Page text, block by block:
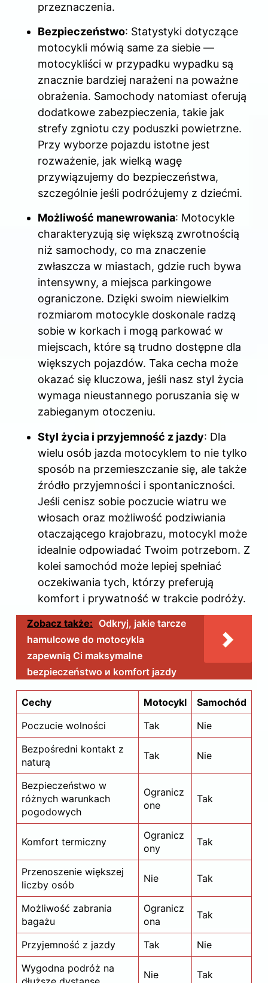
przeznaczenia.
Bezpieczeństwo: Statystyki dotyczące
motocykli mówią same za siebie —
motocykliści w przypadku wypadku są
znacznie bardziej narażeni na poważne
obrażenia. Samochody natomiast oferują
dodatkowe zabezpieczenia, takie jak
strefy zgniotu czy poduszki powietrzne.
Przy wyborze pojazdu istotne jest
rozważenie, jak wielką wagę
przywiązujemy do bezpieczeństwa,
szczególnie jeśli podróżujemy z dziećmi.
Możliwość manewrowania: Motocykle
charakteryzują się większą zwrotnością
niż samochody, co ma znaczenie
zwłaszcza w miastach, gdzie ruch bywa
intensywny, a miejsca parkingowe
ograniczone. Dzięki swoim niewielkim
rozmiarom motocykle doskonale radzą
sobie w korkach i mogą parkować w
miejscach, które są trudno dostępne dla
większych pojazdów. Taka cecha może
okazać się kluczowa, jeśli nasz styl życia
wymaga nieustannego poruszania się w
zabieganym otoczeniu.
Styl życia i przyjemność z jazdy: Dla
wielu osób jazda motocyklem to nie tylko
sposób na przemieszczanie się, ale także
źródło przyjemności i spontaniczności.
Jeśli cenisz sobie poczucie wiatru we
włosach oraz możliwość podziwiania
otaczającego krajobrazu, motocykl może
idealnie odpowiadać Twoim potrzebom. Z
kolei samochód może lepiej spełniać
oczekiwania tych, którzy preferują
komfort i prywatność w trakcie podróży.
Zobacz także: Odkryj, jakie tarcze
hamulcowe do motocykla
zapewnią Ci maksymalne
bezpieczeństwo и komfort jazdy
Cechy Motocykl
Samochód
Poczucie wolności
Tak
Nie
Bezpośredni kontakt z
naturą
Tak Nie
Bezpieczeństwo w
różnych warunkach
pogodowych
Ogranicz
one
Tak
Komfort termiczny
Ogranicz
ony
Tak
Przenoszenie większej
liczby osób
Nie Tak
Możliwość zabrania
bagażu
Ogranicz
ona
Tak
Przyjemność z jazdy Tak
Nie
Wygodna podróż na
Nie Tak